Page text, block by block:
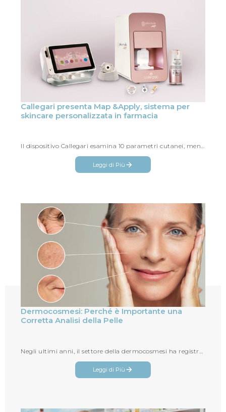
Callegari presenta Map &Apply, sistema per
skincare personalizzata in farmacia
Il dispositivo Callegari esamina 10 parametri cutanei, mentre il laboratorio pHormulis Labò miscela in tempo reale sieri e creme
Leggi di Più
Dermocosmesi: Perché è Importante una
Corretta Analisi della Pelle
Leggi di Più